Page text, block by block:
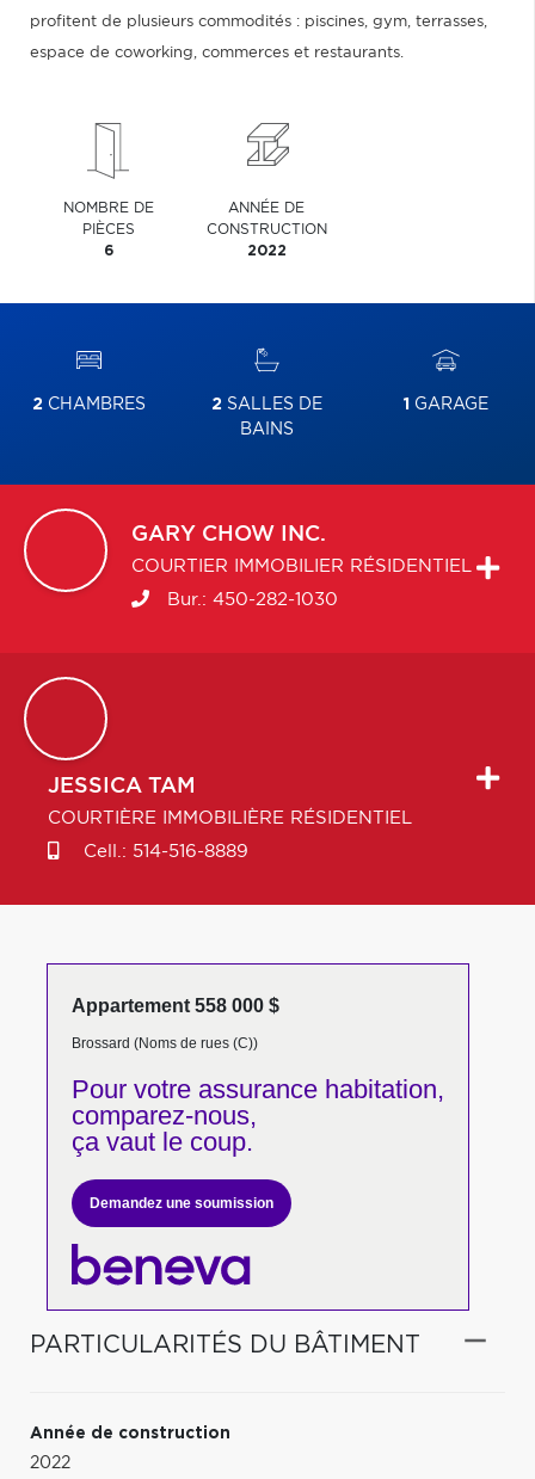
profitent de plusieurs commodités : piscines, gym, terrasses,
espace de coworking, commerces et restaurants.
NOMBRE DE
PIÈCES
6
ANNÉE DE
CONSTRUCTION
2022
2 CHAMBRES 2 SALLES DE
BAINS
1 GARAGE
GARY CHOW INC.
COURTIER IMMOBILIER RÉSIDENTIEL
Bur.: 450-282-1030
JESSICA TAM
COURTIÈRE IMMOBILIÈRE RÉSIDENTIEL
Cell.: 514-516-8889
Appartement 558 000 $
Brossard (Noms de rues (C))
Pour votreassurance habitation,
comparez-nous,
ça vaut le coup.
Demandez une soumission
PARTICULARITÉS DU BÂTIMENT
Année de construction
2022